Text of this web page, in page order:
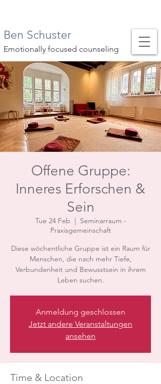
Ben Schuster
Emotionally focused counseling
Offene Gruppe:
Inneres Erforschen &
Sein
Tue 24 Feb
  |
Seminarraum -
Praxisgemeinschaft
Diese wöchentliche Gruppe ist ein Raum für
Menschen, die nach mehr Tiefe,
Verbundenheit und Bewusstsein in ihrem
Leben suchen.
Anmeldung geschlossen
Jetzt andere Veranstaltungen
ansehen
Time & Location